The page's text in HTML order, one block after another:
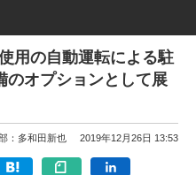
用の自動運転による駐
のオプションとして展
：多和田新也 2019年12月26日 13:53